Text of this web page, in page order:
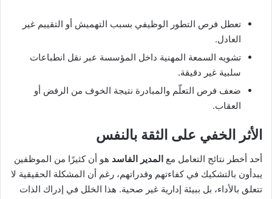
تعطل فرص التطور الوظيفي بسبب التهميش أو التقييم غير
العادل.
تشويه السمعة المهنية داخل المؤسسة عبر نقل انطباعات
سلبية غير دقيقة.
ضعف فرص التعلّم والمبادرة نتيجة الخوف من الرفض أو
العقاب.
الأثر الخفي على الثقة بالنفس
أحد أخطر نتائج التعامل مع المدير الفاسد هو أن كثيرًا من الموظفين
يبدأون بالتشكيك في كفاءتهم وقدراتهم، رغم أن المشكلة الحقيقية لا
تتعلق بالأداء، بل ببيئة إدارية غير صحية. هذا الخلل في إدراك الذات